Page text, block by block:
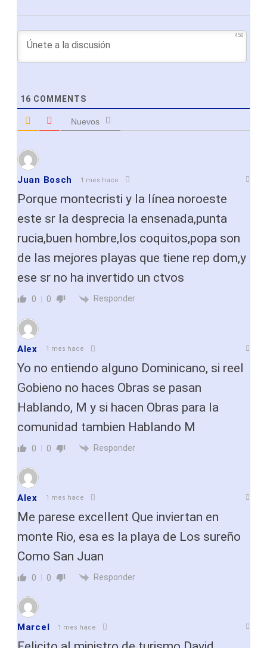
450
16 COMMENTS
Nuevos
Juan Bosch 1 mes hace
Porque montecristi y la línea noroeste
este sr la desprecia la ensenada,punta
rucia,buen hombre,los coquitos,popa son
de las mejores playas que tiene rep dom,y
ese sr no ha invertido un ctvos
0 0 Responder
Alex 1 mes hace
Yo no entiendo alguno Dominicano, si reel
Gobieno no haces Obras se pasan
Hablando, M y si hacen Obras para la
comunidad tambien Hablando M
0 0 Responder
Alex 1 mes hace
Me parese excellent Que inviertan en
monte Rio, esa es la playa de Los sureño
Como San Juan
0 0 Responder
Marcel 1 mes hace